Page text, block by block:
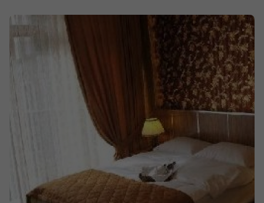
Pacotes de Férias
Disneyland ® Paris
Escapadinhas
Cruzeiros
Cheque Viagem